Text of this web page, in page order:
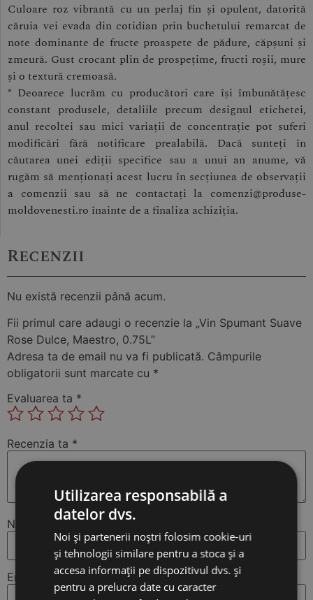
Culoare roz vibrantă cu un perlaj fin și opulent, datorită
căruia vei evada din cotidian prin buchetului remarcat de
note dominante de fructe proaspete de pădure, căpșuni și
zmeură. Gust crocant plin de prospețime, fructi roșii, mure
și o textură cremoasă.
* Deoarece lucrăm cu producători care își îmbunătățesc
constant produsele, detaliile precum designul etichetei,
anul recoltei sau mici variații de concentrație pot suferi
modificări fără notificare prealabilă. Dacă sunteți în
căutarea unei ediții specifice sau a unui an anume, vă
rugăm să menționați acest lucru în secțiunea de observații
a comenzii sau să ne contactați la comenzi@produse-
moldovenesti.ro înainte de a finaliza achiziția.
Recenzii
Nu există recenzii până acum.
Fii primul care adaugi o recenzie la „Vin Spumant Suave
Rose Dulce, Maestro, 0.75L”
Adresa ta de email nu va fi publicată. Câmpurile
obligatorii sunt marcate cu *
Evaluarea ta *
Recenzia ta *
Nume
Email
Utilizarea responsabilă a
datelor dvs.
Noi și partenerii noștri folosim cookie-uri
și tehnologii similare pentru a stoca și a
accesa informații pe dispozitivul dvs. și
pentru a prelucra date cu caracter